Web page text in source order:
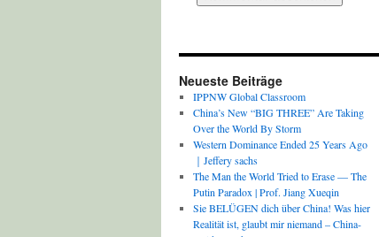
Neueste Beiträge
IPPNW Global Classroom
China’s New “BIG THREE” Are Taking
Over the World By Storm
Western Dominance Ended 25 Years Ago
｜Jeffery sachs
The Man the World Tried to Erase — The
Putin Paradox | Prof. Jiang Xueqin
Sie BELÜGEN dich über China! Was hier
Realität ist, glaubt mir niemand – China-